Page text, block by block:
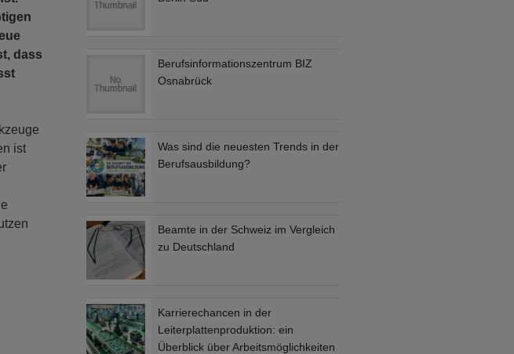
dass
ist
Berufsinformationszentrum BIZ
Osnabrück
Was sind die neuesten Trends in der
Berufsausbildung?
Beamte in der Schweiz im Vergleich
zu Deutschland
Karrierechancen in der
Leiterplattenproduktion: ein
Überblick über Arbeitsmöglichkeiten